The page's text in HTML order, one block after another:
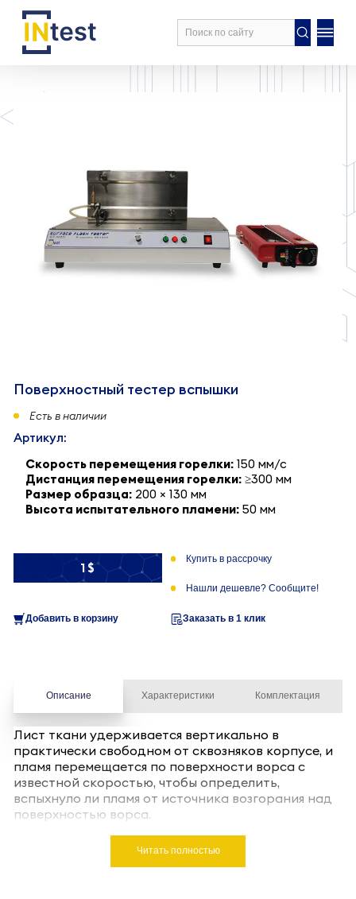
Поверхностный тестер вспышки
Есть в наличии
Артикул:
Скорость перемещения горелки: 150 мм/с
Дистанция перемещения горелки: ≥300 мм
Размер образца: 200 × 130 мм
Высота испытательного пламени: 50 мм
1 $
Купить в рассрочку
Нашли дешевле? Сообщите!
Добавить в корзину Заказать в 1 клик
Описание Характеристики Комплектация
Лист ткани удерживается вертикально в
практически свободном от сквозняков корпусе, и
пламя перемещается по поверхности ворса с
известной скоростью, чтобы определить,
вспыхнуло ли пламя от источника возгорания над
поверхностью ворса.
Читать полностью